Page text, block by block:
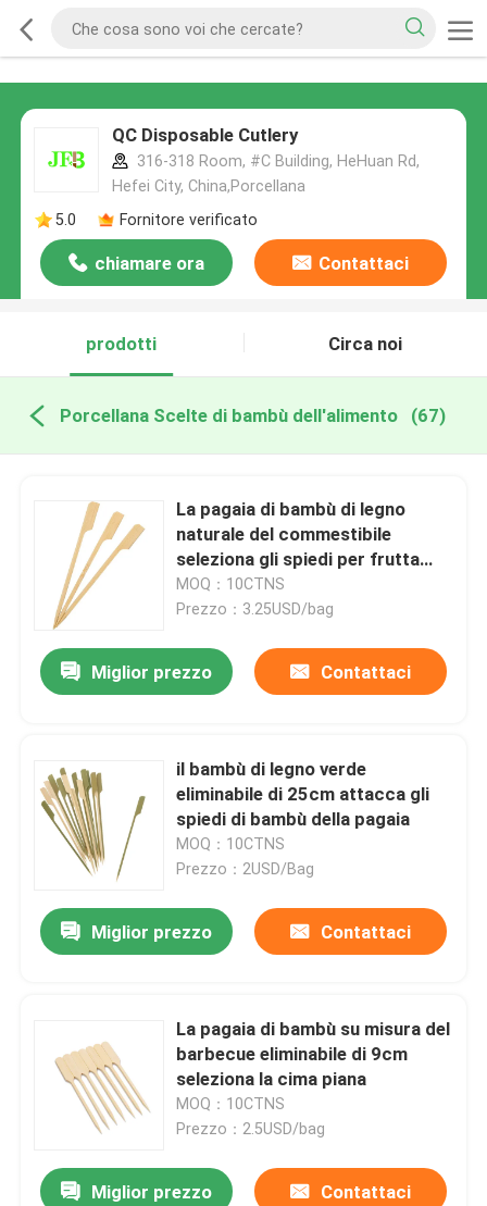
QC Disposable Cutlery
316-318 Room, #C Building, HeHuan Rd,
Hefei City, China,Porcellana
5.0
Fornitore verificato
chiamare ora Contattaci
prodotti Circa noi
Porcellana Scelte di bambù dell'alimento (67)
La pagaia di bambù di legno
naturale del commestibile
seleziona gli spiedi per frutta
18cm
MOQ：10CTNS
Prezzo：3.25USD/bag
Miglior prezzo Contattaci
il bambù di legno verde
eliminabile di 25cm attacca gli
spiedi di bambù della pagaia
MOQ：10CTNS
Prezzo：2USD/Bag
Miglior prezzo Contattaci
La pagaia di bambù su misura del
barbecue eliminabile di 9cm
seleziona la cima piana
MOQ：10CTNS
Prezzo：2.5USD/bag
Miglior prezzo Contattaci